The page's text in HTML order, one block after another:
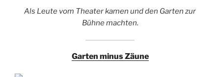
Als Leute vom Theater kamen und den Garten zur
Bühne machten.
Garten minus Zäune